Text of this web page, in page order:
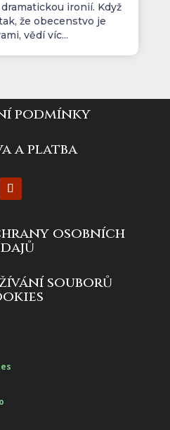
ironií. Když
že obecenstvo je
vědí víc...
podmínky
a platba
osobních
souborů